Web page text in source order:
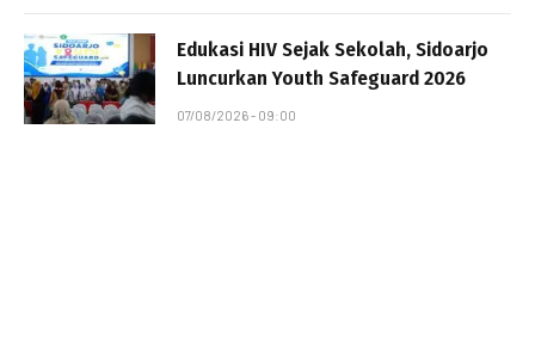
Edukasi HIV Sejak Sekolah, Sidoarjo
Luncurkan Youth Safeguard 2026
07/08/2026 - 09:00